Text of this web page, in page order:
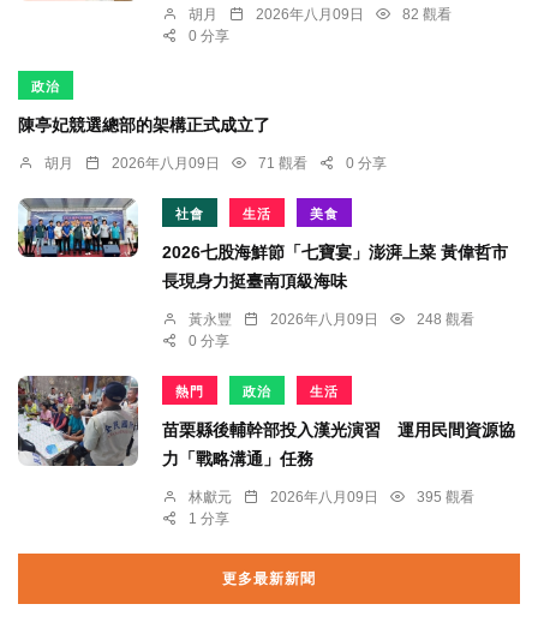
胡月 2026年八月09日
82 觀看
0 分享
政治
陳亭妃競選總部的架構正式成立了
胡月 2026年八月09日 71 觀看 0 分享
社會 生活 美食
2026七股海鮮節「七寶宴」澎湃上菜 黃偉哲市
長現身力挺臺南頂級海味
黃永豐 2026年八月09日
248 觀看
0 分享
熱門 政治 生活
苗栗縣後輔幹部投入漢光演習 運用民間資源協
力「戰略溝通」任務
林獻元 2026年八月09日
395 觀看
1 分享
更多最新新聞